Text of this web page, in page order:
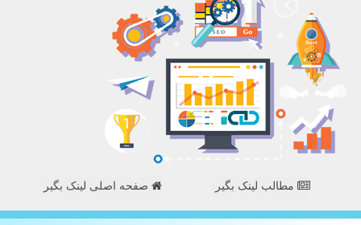
مطالب لینک بگیر صفحه اصلی لینک بگیر